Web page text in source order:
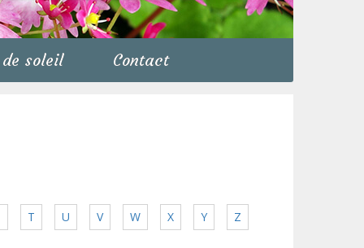
soleil Contact
T U V W X Y Z